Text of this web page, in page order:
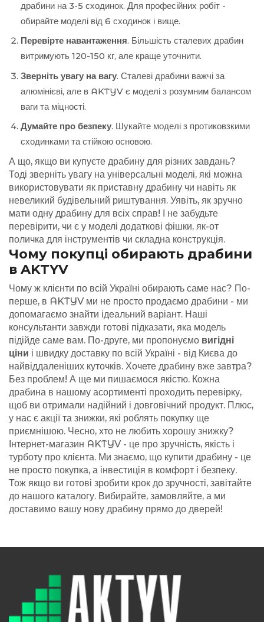
драбини на 3-5 сходинок. Для професійних робіт -
обирайте моделі від 6 сходинок і вище.
Перевірте навантаження. Більшість сталевих драбин
витримують 120-150 кг, але краще уточнити.
Зверніть увагу на вагу. Сталеві драбини важчі за
алюмінієві, але в AKTYV є моделі з розумним балансом
ваги та міцності.
Думайте про безпеку. Шукайте моделі з протиковзкими
сходинками та стійкою основою.
А що, якщо ви купуєте драбину для різних завдань?
Тоді зверніть увагу на універсальні моделі, які можна
використовувати як приставну драбину чи навіть як
невеликий будівельний риштування. Уявіть, як зручно
мати одну драбину для всіх справ! І не забудьте
перевірити, чи є у моделі додаткові фішки, як-от
поличка для інструментів чи складна конструкція.
Чому покупці обирають драбини
в AKTYV
Чому ж клієнти по всій Україні обирають саме нас? По-
перше, в AKTYV ми не просто продаємо драбини - ми
допомагаємо знайти ідеальний варіант. Наші
консультанти завжди готові підказати, яка модель
підійде саме вам. По-друге, ми пропонуємо вигідні
ціни і швидку доставку по всій Україні - від Києва до
найвіддаленіших куточків. Хочете драбину вже завтра?
Без проблем! А ще ми пишаємося якістю. Кожна
драбина в нашому асортименті проходить перевірку,
щоб ви отримали надійний і довговічний продукт. Плюс,
у нас є акції та знижки, які роблять покупку ще
приємнішою. Чесно, хто не любить хорошу знижку?
Інтернет-магазин AKTYV - це про зручність, якість і
турботу про клієнта. Ми знаємо, що купити драбину - це
не просто покупка, а інвестиція в комфорт і безпеку.
Тож якщо ви готові зробити крок до зручності, завітайте
до нашого каталогу. Вибирайте, замовляйте, а ми
доставимо вашу нову драбину прямо до дверей!